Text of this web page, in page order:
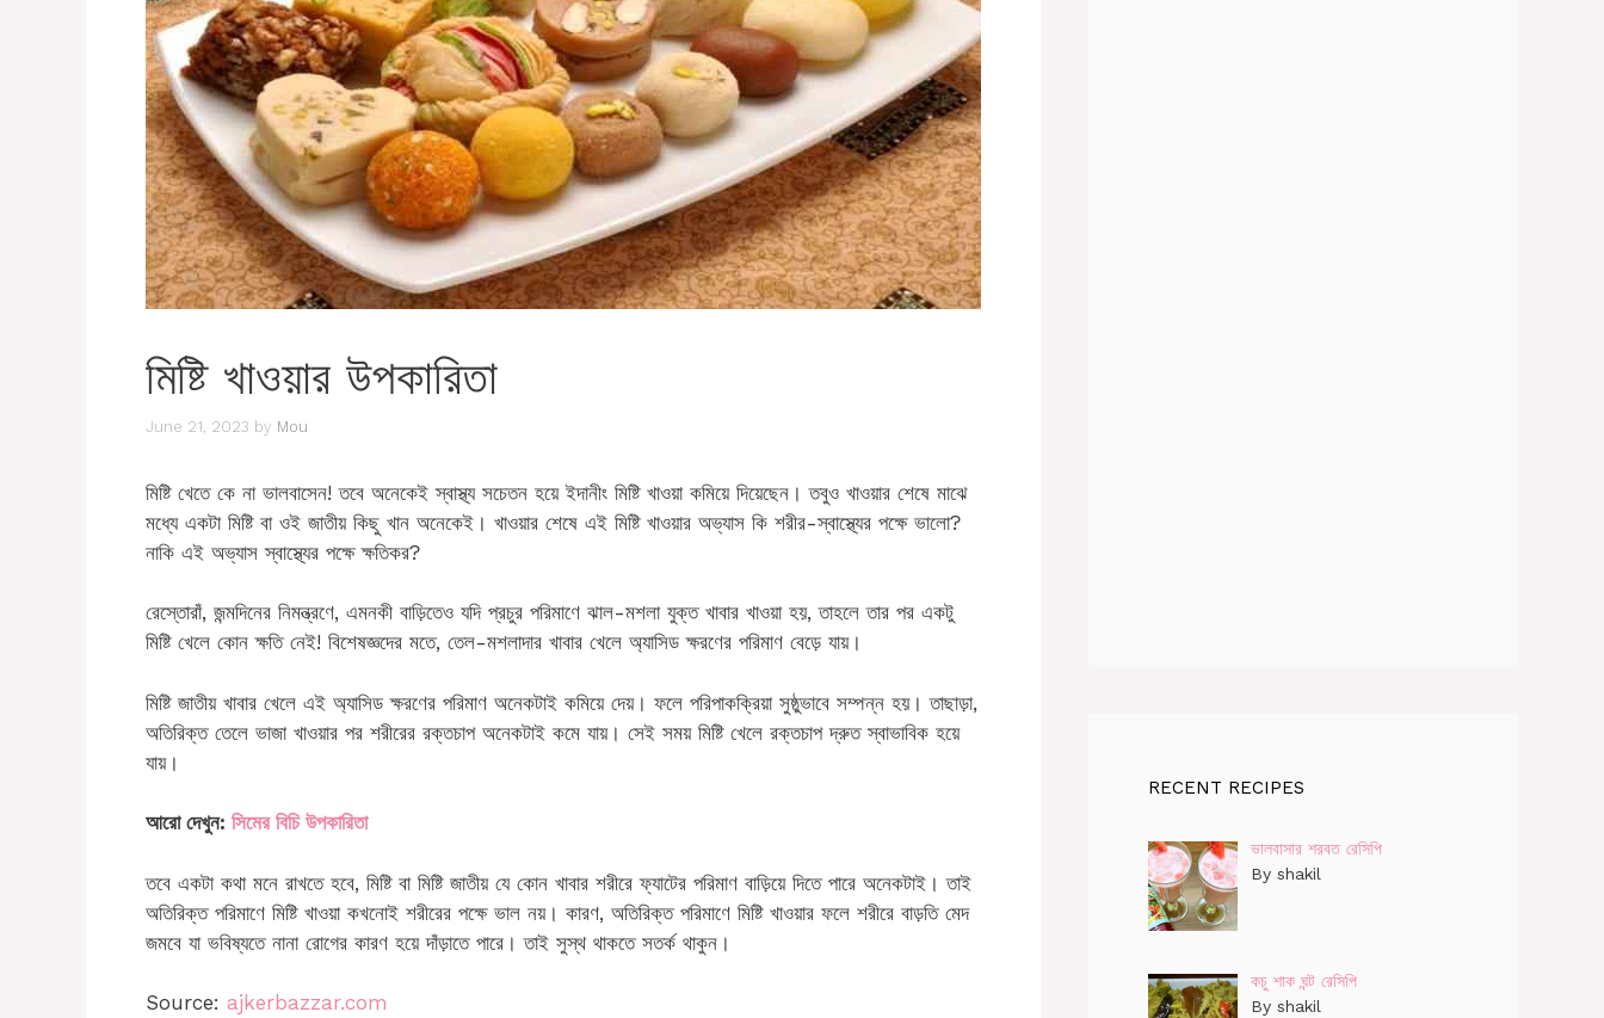
মিষ্টি খাওয়ার উপকারিতা
June 21, 2023 by Mou
মিষ্টি খেতে কে না ভালবাসেন! তবে অনেকেই স্বাস্থ্য সচেতন হয়ে ইদানীং মিষ্টি খাওয়া কমিয়ে দিয়েছেন। তবুও খাওয়ার শেষে মাঝে
মধ্যে একটা মিষ্টি বা ওই জাতীয় কিছু খান অনেকেই। খাওয়ার শেষে এই মিষ্টি খাওয়ার অভ্যাস কি শরীর-স্বাস্থ্যের পক্ষে ভালো?
নাকি এই অভ্যাস স্বাস্থ্যের পক্ষে ক্ষতিকর?
রেস্তোরাঁ, জন্মদিনের নিমন্ত্রণে, এমনকী বাড়িতেও যদি প্রচুর পরিমাণে ঝাল-মশলা যুক্ত খাবার খাওয়া হয়, তাহলে তার পর একটু
মিষ্টি খেলে কোন ক্ষতি নেই! বিশেষজ্ঞদের মতে, তেল-মশলাদার খাবার খেলে অ্যাসিড ক্ষরণের পরিমাণ বেড়ে যায়।
মিষ্টি জাতীয় খাবার খেলে এই অ্যাসিড ক্ষরণের পরিমাণ অনেকটাই কমিয়ে দেয়। ফলে পরিপাকক্রিয়া সুষ্ঠুভাবে সম্পন্ন হয়। তাছাড়া,
অতিরিক্ত তেলে ভাজা খাওয়ার পর শরীরের রক্তচাপ অনেকটাই কমে যায়। সেই সময় মিষ্টি খেলে রক্তচাপ দ্রুত স্বাভাবিক হয়ে
যায়।
আরো দেখুন: সিমের বিচি উপকারিতা
তবে একটা কথা মনে রাখতে হবে, মিষ্টি বা মিষ্টি জাতীয় যে কোন খাবার শরীরে ফ্যাটের পরিমাণ বাড়িয়ে দিতে পারে অনেকটাই। তাই
অতিরিক্ত পরিমাণে মিষ্টি খাওয়া কখনোই শরীরের পক্ষে ভাল নয়। কারণ, অতিরিক্ত পরিমাণে মিষ্টি খাওয়ার ফলে শরীরে বাড়তি মেদ
জমবে যা ভবিষ্যতে নানা রোগের কারণ হয়ে দাঁড়াতে পারে। তাই সুস্থ থাকতে সতর্ক থাকুন।
Source: ajkerbazzar.com
RECENT RECIPES
ভালবাসার শরবত রেসিপি
By shakil
কচু শাক ঘন্ট রেসিপি
By shakil